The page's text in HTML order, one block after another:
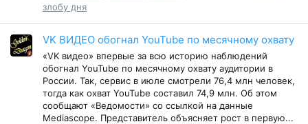
злобу дня
VK ВИДЕО обогнал YouTube по месячному охвату
«VK видео» впервые за всю историю наблюдений
обогнал YouTube по месячному охвату аудитории в
России. Так, сервис в июле смотрели 76,4 млн человек,
тогда как охват YouTube составил 74,9 млн. Об этом
сообщают «Ведомости» со ссылкой на данные
Mediascope. Представитель объясняет рост в первую...